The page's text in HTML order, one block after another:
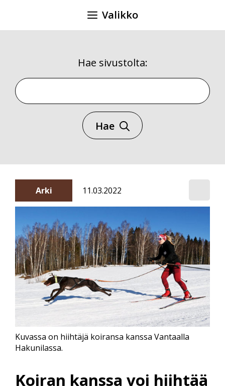
Valikko
Hae sivustolta:
Hae sivustolta
Hae
Arki 11.03.2022
Koiran kanssa voi hiihtää
Kuvassa on hiihtäjä koiransa kanssa Vantaalla
Hakunilassa.